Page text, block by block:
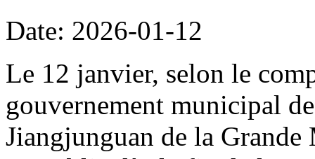
Date: 2026-01-12
Le 12 janvier, selon le
gouvernement municipal
Jiangjunguan de la